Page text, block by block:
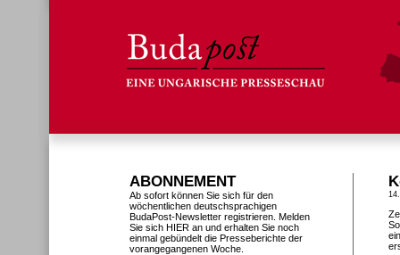
ABONNEMENT
Ab sofort können Sie sich für den
wöchentlichen deutschsprachigen
BudaPost-Newsletter registrieren. Melden
Sie sich HIER an und erhalten Sie noch
einmal gebündelt die Presseberichte der
vorangegangenen Woche.